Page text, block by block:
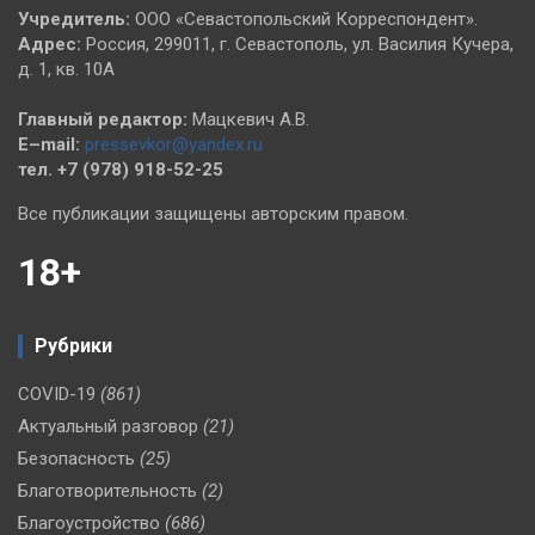
Учредитель: ООО «Севастопольский Корреспондент».
Адрес: Россия, 299011, г. Севастополь, ул. Василия Кучера,
д. 1, кв. 10А
Главный редактор: Мацкевич А.В.
E–mail: pressevkor@yandex.ru
тел. +7 (978) 918-52-25
Все публикации защищены авторским правом.
18+
Рубрики
COVID-19 (861)
Актуальный разговор (21)
Безопасность (25)
Благотворительность (2)
Благоустройство (686)